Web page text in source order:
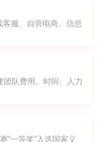
服、自营电商、信息
队费用、时间、人力
“一等奖”入选国家义